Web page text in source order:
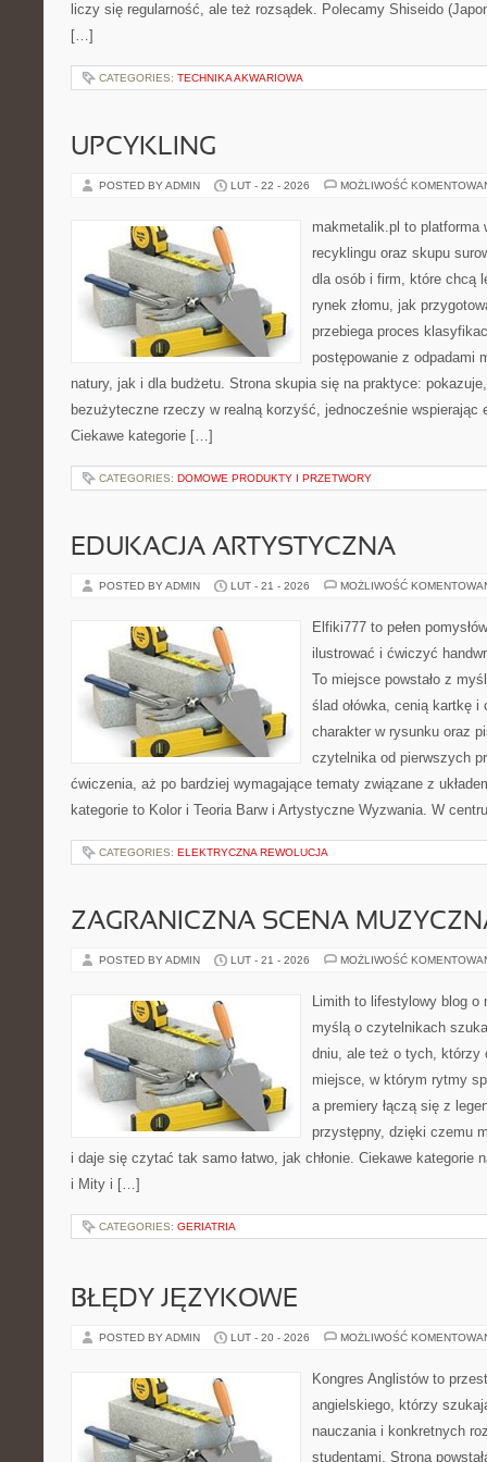
liczy się regularność, ale też rozsądek. Polecamy Shiseido
[…]
CATEGORIES: TECHNIKA AKWARIOWA
UPCYKLING
POSTED BY ADMIN LUT - 22 - 2026 MOŻLIWOŚĆ
makmetalik.pl to platforma
recyklingu oraz skupu
dla osób i firm, które chcą
rynek złomu, jak
przebiega proces
postępowanie z odpadami
natury, jak i dla budżetu. Strona skupia się na praktyce:
bezużyteczne rzeczy w realną korzyść, jednocześnie wspierając
Ciekawe kategorie […]
CATEGORIES: DOMOWE PRODUKTY I PRZETWORY
EDUKACJA ARTYSTYCZNA
POSTED BY ADMIN LUT - 21 - 2026 MOŻLIWOŚĆ
Elfiki777 to pełen
ilustrować i ćwiczyć
To miejsce powstało z
ślad ołówka, cenią kartkę i
charakter w rysunku oraz
czytelnika od pierwszych
ćwiczenia, aż po bardziej wymagające tematy związane z
kategorie to Kolor i Teoria Barw i Artystyczne Wyzwania. W
CATEGORIES: ELEKTRYCZNA REWOLUCJA
ZAGRANICZNA SCENA
POSTED BY ADMIN LUT - 21 - 2026 MOŻLIWOŚĆ
Limith to lifestylowy blog o
myślą o czytelnikach
dniu, ale też o tych, którzy
miejsce, w którym rytmy
a premiery łączą się z
przystępny, dzięki czemu
i daje się czytać tak samo łatwo, jak chłonie. Ciekawe kategorie
i Mity i […]
CATEGORIES: GERIATRIA
BŁĘDY JĘZYKOWE
POSTED BY ADMIN LUT - 20 - 2026 MOŻLIWOŚĆ
Kongres Anglistów to
angielskiego, którzy
nauczania i konkretnych
studentami. Strona